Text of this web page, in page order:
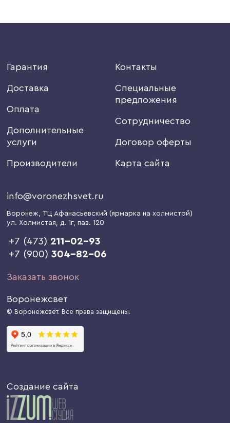
Гарантия
Доставка
Оплата
Дополнительные
услуги
Производители
Контакты
Специальные
предложения
Сотрудничество
Договор оферты
Карта сайта
info@voronezhsvet.ru
Воронеж, ТЦ Афанасьевский (ярмарка на холмистой)
ул. Холмистая, д. 1г, пав. 120
+7 (473) 211-02-93
+7 (900)304-82-06
Заказать звонок
Воронежсвет
© Воронежсвет. Все права защищены.
Создание сайта